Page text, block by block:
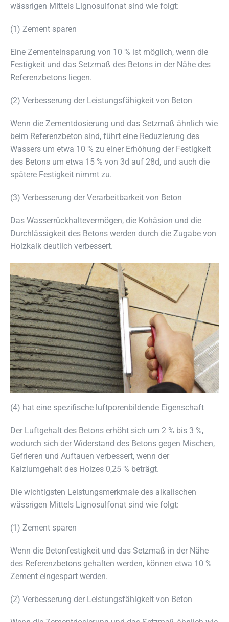
wässrigen Mittels Lignosulfonat sind wie folgt:
(1) Zement sparen
Eine Zementeinsparung von 10 % ist möglich, wenn die
Festigkeit und das Setzmaß des Betons in der Nähe des
Referenzbetons liegen.
(2) Verbesserung der Leistungsfähigkeit von Beton
Wenn die Zementdosierung und das Setzmaß ähnlich wie
beim Referenzbeton sind, führt eine Reduzierung des
Wassers um etwa 10 % zu einer Erhöhung der Festigkeit
des Betons um etwa 15 % von 3d auf 28d, und auch die
spätere Festigkeit nimmt zu.
(3) Verbesserung der Verarbeitbarkeit von Beton
Das Wasserrückhaltevermögen, die Kohäsion und die
Durchlässigkeit des Betons werden durch die Zugabe von
Holzkalk deutlich verbessert.
(4) hat eine spezifische luftporenbildende Eigenschaft
Der Luftgehalt des Betons erhöht sich um 2 % bis 3 %,
wodurch sich der Widerstand des Betons gegen Mischen,
Gefrieren und Auftauen verbessert, wenn der
Kalziumgehalt des Holzes 0,25 % beträgt.
Die wichtigsten Leistungsmerkmale des alkalischen
wässrigen Mittels Lignosulfonat sind wie folgt:
(1) Zement sparen
Wenn die Betonfestigkeit und das Setzmaß in der Nähe
des Referenzbetons gehalten werden, können etwa 10 %
Zement eingespart werden.
(2) Verbesserung der Leistungsfähigkeit von Beton